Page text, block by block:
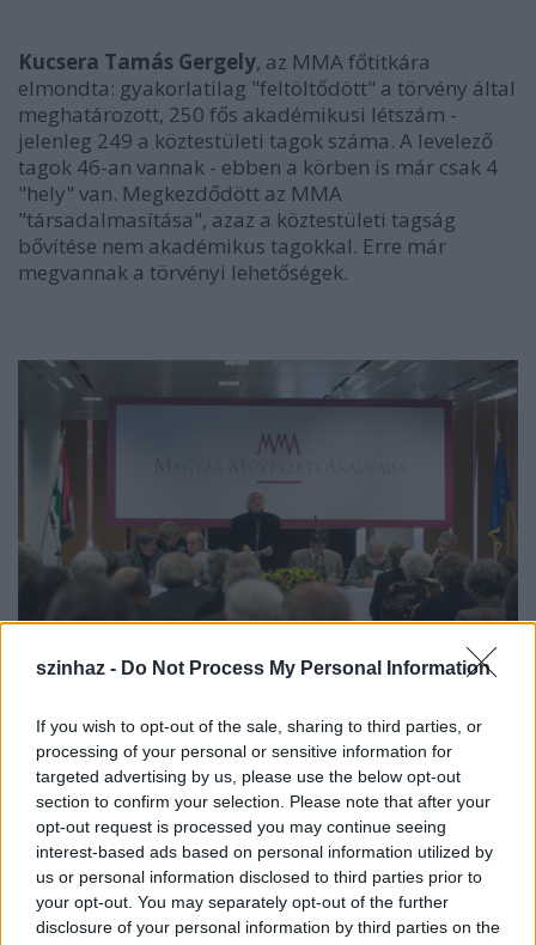
szinhaz - Do Not Process My Personal Information
If you wish to opt-out of the sale, sharing to third parties, or
processing of your personal or sensitive information for
targeted advertising by us, please use the below opt-out
section to confirm your selection. Please note that after your
opt-out request is processed you may continue seeing
interest-based ads based on personal information utilized by
us or personal information disclosed to third parties prior to
your opt-out. You may separately opt-out of the further
disclosure of your personal information by third parties on the
Kucsera Tamás Gergely, az MMA főtitkára
elmondta: gyakorlatilag "feltöltődött" a törvény által
meghatározott, 250 fős akadémikusi létszám -
jelenleg 249 a köztestületi tagok száma. A levelező
tagok 46-an vannak - ebben a körben is már csak 4
"hely" van. Megkezdődött az MMA
"társadalmasítása", azaz a köztestületi tagság
bővítése nem akadémikus tagokkal. Erre már
megvannak a törvényi lehetőségek.
Fotó: MTI
Július 1-jétől nem akadémikus köztestületi tagként
felvételüket kérhetik az MMA-ba olyanok is, akik DLA
fokozattal, illetve az akadémia alapszabályában
meghatározott magyar művészeti középdíjjal vagy
külföldi szakmai elismeréssel rendelkeznek. Az új,
nem akadémikus köztestületi tagok - akiknek a